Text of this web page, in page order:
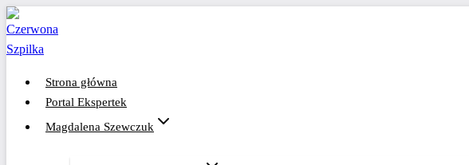
Przejdź
do
treści
Strona główna
Portal Ekspertek
Magdalena Szewczuk